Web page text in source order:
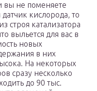
вы не поменяете
кислорода, то
строя катализатора
выльется для вас в
новых
в них
На некоторых
сразу несколько
до 90 тыс.